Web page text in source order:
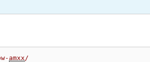
amxx /